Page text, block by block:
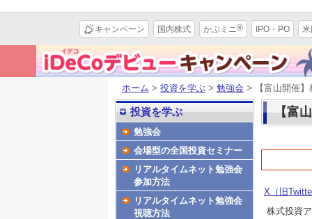
キャンペーン 国内株式 かぶミニ® IPO・PO
ホーム > 投資を学ぶ > 勉強会 > 【富山開催】
【富
X（旧
株式投資
投資を学ぶ
勉強会
会場型の全国投資セミナー
リアルタイムネット勉強会
参加方法
リアルタイムネット勉強会
視聴方法